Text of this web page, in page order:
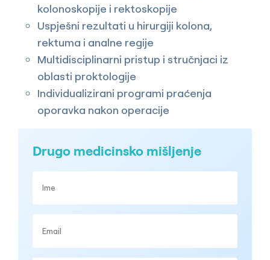
kolonoskopije i rektoskopije
Uspješni rezultati u hirurgiji kolona,
rektuma i analne regije
Multidisciplinarni pristup i stručnjaci iz
oblasti proktologije
Individualizirani programi praćenja
oporavka nakon operacije
Drugo medicinsko mišljenje